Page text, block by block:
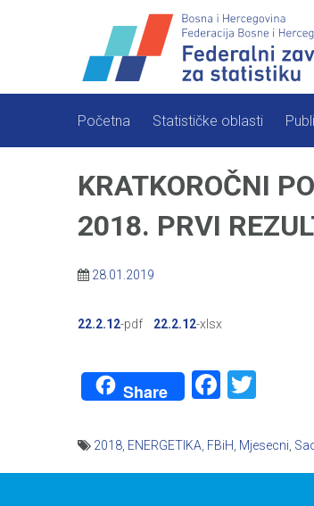
Početna Statističke oblasti
KRATKOROČNI
2018. PRVI
28.01.2019
22.2.12-pdf 22.2.12-xlsx
Share
2018 ENERGETIKA FBiH Mjesecni